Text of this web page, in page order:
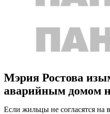
Мэрия Ростова
аварийным домом
Если жильцы не согласятся на